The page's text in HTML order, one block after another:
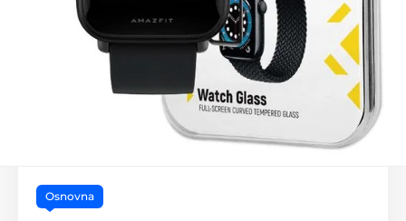
Osnovna